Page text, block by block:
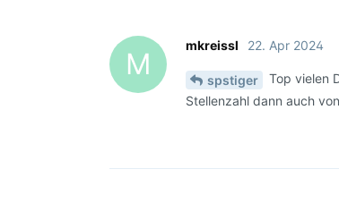
M
mkreissl 22. Apr 2024
spstiger
Top vielen
Stellenzahl dann auch